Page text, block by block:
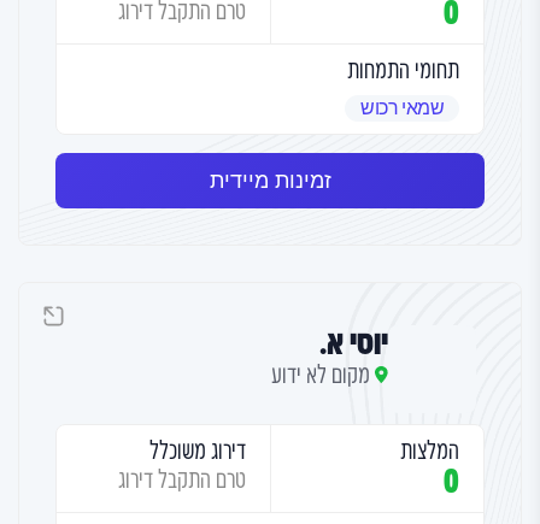
0 טרם התקבל דירוג
תחומי התמחות
שמאי רכוש
זמינות מיידית
יוסי א.
מקום לא ידוע
המלצות
0
דירוג משוכלל
טרם התקבל דירוג